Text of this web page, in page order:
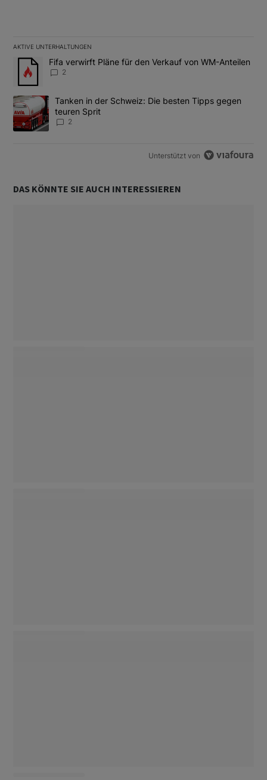
AKTIVE UNTERHALTUNGEN
Das Folgende ist eine Liste der am meisten kommentierten
Ein Trendartikel mit dem Titel "Fifa verwirft Pläne für den
Fifa verwirft Pläne für den Verkauf von WM-Anteilen
2
Ein Trendartikel mit dem Titel "Tanken in der Schweiz: Die
Tanken in der Schweiz: Die besten Tipps gegen
teuren Sprit
2
Unterstützt von
DAS KÖNNTE SIE AUCH INTERESSIEREN